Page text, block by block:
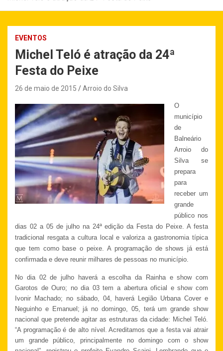
EVENTOS
Michel Teló é atração da 24ª
Festa do Peixe
26 de maio de 2015 Arroio do Silva
O
município
de
Balneário
Arroio do
Silva se
prepara
para
receber um
grande
público nos
dias 02 a 05 de julho na 24ª edição da Festa do Peixe. A festa
tradicional resgata a cultura local e valoriza a gastronomia típica
que tem como base o peixe. A programação de shows já está
confirmada e deve reunir milhares de pessoas no município.
No dia 02 de julho haverá a escolha da Rainha e show com
Garotos de Ouro; no dia 03 tem a abertura oficial e show com
Ivonir Machado; no sábado, 04, haverá Legião Urbana Cover e
Neguinho e Emanuel; já no domingo, 05, terá um grande show
nacional que pretende agitar as estruturas da cidade: Michel Teló.
“A programação é de alto nível. Acreditamos que a festa vai atrair
um grande público, principalmente no domingo com o show